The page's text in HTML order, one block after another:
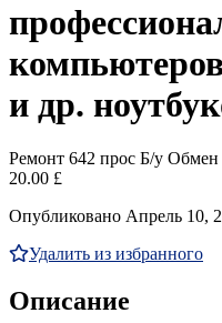
и др.
Ремонт 642 прос Б/у Обмен
20.00 £
Опубликовано Апрель 10,
Удалить из избранного
Описание